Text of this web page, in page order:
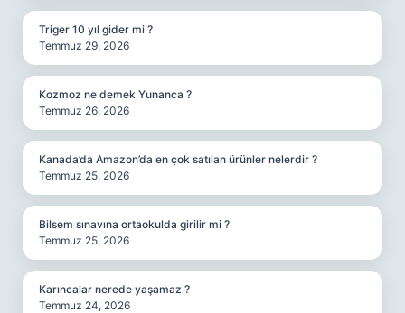
Triger 10 yıl gider mi ?
Temmuz 29, 2026
Kozmoz ne demek Yunanca ?
Temmuz 26, 2026
Kanada’da Amazon’da en çok satılan ürünler nelerdir ?
Temmuz 25, 2026
Bilsem sınavına ortaokulda girilir mi ?
Temmuz 25, 2026
Karıncalar nerede yaşamaz ?
Temmuz 24, 2026